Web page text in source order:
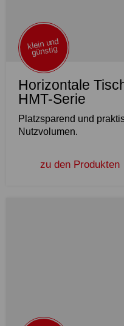
klein und
günstig
Horizontale
HMT-Serie
Platzsparend und
Nutzvolumen.
zu den Produkten